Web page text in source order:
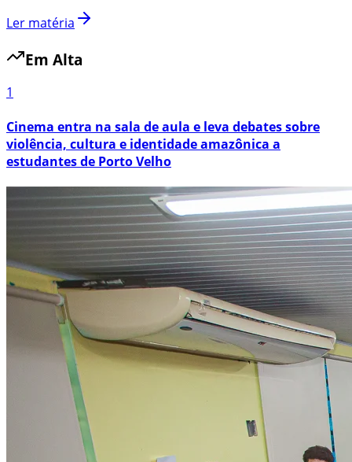
Ler matéria
Em Alta
1
Cinema entra na sala de aula e leva debates sobre
violência, cultura e identidade amazônica a
estudantes de Porto Velho